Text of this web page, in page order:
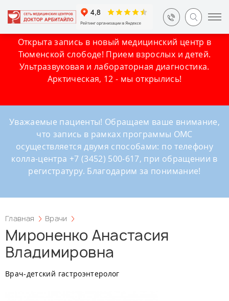
Открыта запись в новый медицинский центр в
Тюменской слободе! Прием взрослых и детей.
Ультразвуковая и лабораторная диагностика.
Арктическая, 12 - мы открылись!
Уважаемые пациенты! Обращаем ваше внимание,
что запись в рамках программы ОМС
осуществляется двумя способами: по телефону
колла-центра +7 (3452) 500-617, при обращении в
регистратуру. Благодарим за понимание!
Главная Врачи
Мироненко Анастасия
Владимировна
Врач-детский гастроэнтеролог